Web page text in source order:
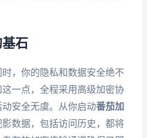
石
，你的隐私和数据安全绝不
这一点，全程采用高级加密协
安全无虞。从你启动番茄加
数据，包括访问历史，都将